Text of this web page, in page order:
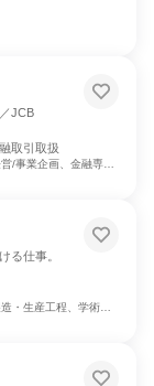
JCB
取引取扱
務、人事、総務、法務/知財、商品企画、マーケティング・広告・宣伝、カスタマーサポート/コールセンター
る仕事。
程、学術研究、人事、総務、法務/知財